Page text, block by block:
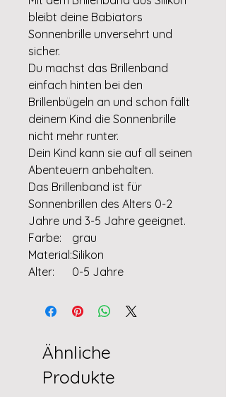
bleibt deine Babiators
Sonnenbrille unversehrt und
sicher.
Du machst das Brillenband
einfach hinten bei den
Brillenbügeln an und schon fällt
deinem Kind die Sonnenbrille
nicht mehr runter.
Dein Kind kann sie auf all seinen
Abenteuern anbehalten.
Das Brillenband ist für
Sonnenbrillen des Alters 0-2
Jahre und 3-5 Jahre geeignet.
Farbe:
grau
Material:Silikon
Alter:
0-5 Jahre
Ähnliche
Produkte